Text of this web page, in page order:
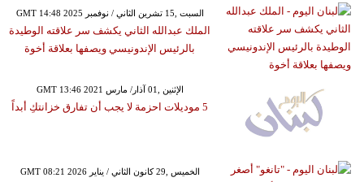
GMT 14:48 2025 السبت ,15 تشرين الثاني / نوفمبر
الملك عبدالله الثاني يكشف سر علاقته الوطيدة
بالرئيس الإندونيسي ويصفها بعلاقة أخوة
GMT 13:46 2021 الإثنين ,01 آذار/ مارس
5 موديلات احزمة لا يجب أن تفارق خزانتكِ أبداً
GMT 08:21 2026 الخميس ,29 كانون الثاني / يناير